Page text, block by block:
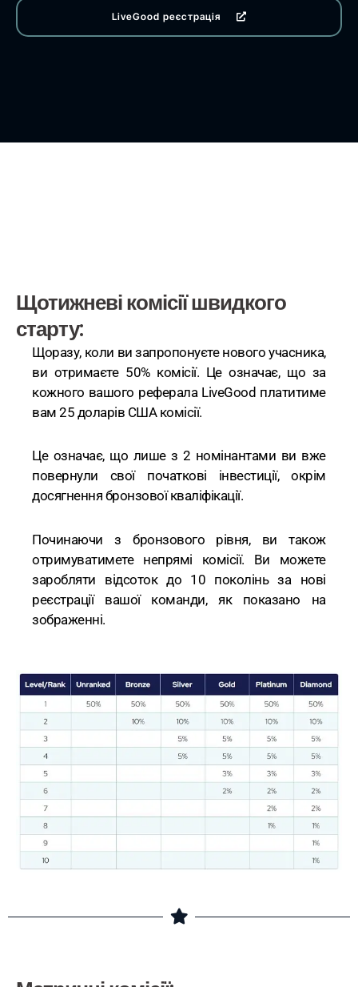
LiveGood реєстрація
Щотижневі комісії швидкого
старту:
Щоразу, коли ви запропонуєте нового учасника,
ви отримаєте 50% комісії. Це означає, що за
кожного вашого реферала LiveGood платитиме
вам 25 доларів США комісії.
Це означає, що лише з 2 номінантами ви вже
повернули свої початкові інвестиції, окрім
досягнення бронзової кваліфікації.
Починаючи з бронзового рівня, ви також
отримуватимете непрямі комісії. Ви можете
заробляти відсоток до 10 поколінь за нові
реєстрації вашої команди, як показано на
зображенні.